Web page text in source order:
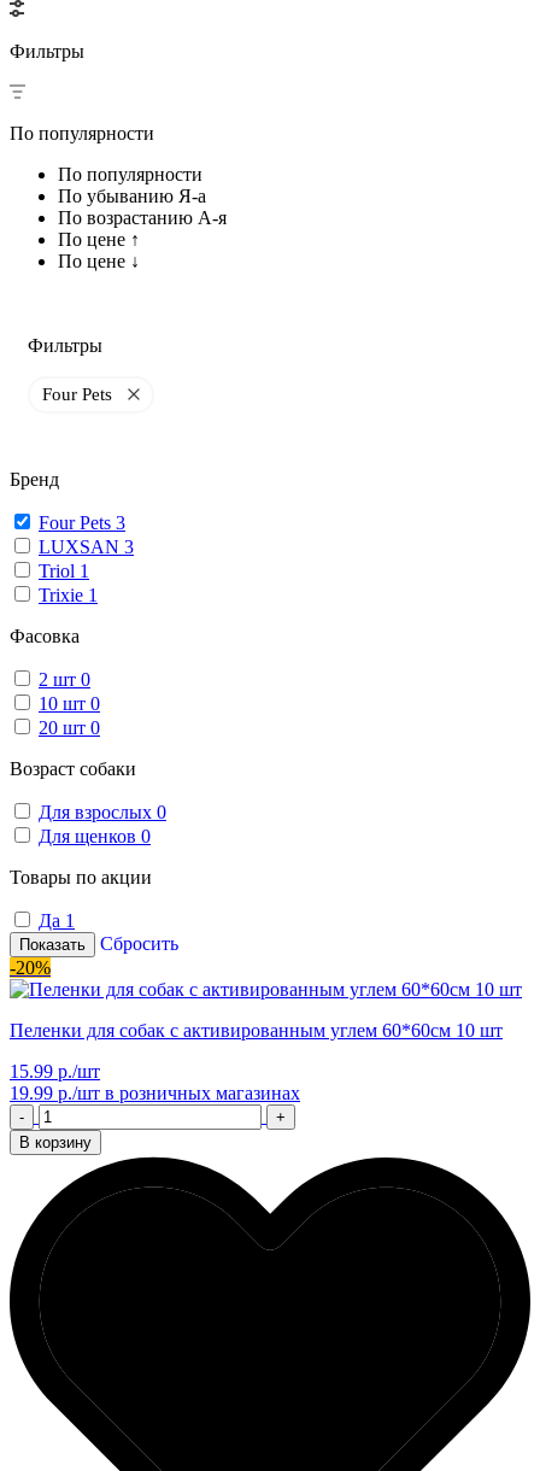
Фильтры
По популярности
По популярности
По убыванию Я-а
По возрастанию А-я
По цене ↑
По цене ↓
Фильтры
Four Pets
Бренд
Four Pets 3
LUXSAN 3
Triol 1
Trixie 1
Фасовка
2 шт 0
10 шт 0
20 шт 0
Возраст собаки
Для взрослых 0
Для щенков 0
Товары по акции
Да 1
Показать
Сбросить
-20%
Пеленки для собак с активированным углем 60*60см 10 шт
15.99 р./шт
19.99 р./шт в розничных магазинах
-
+
В корзину